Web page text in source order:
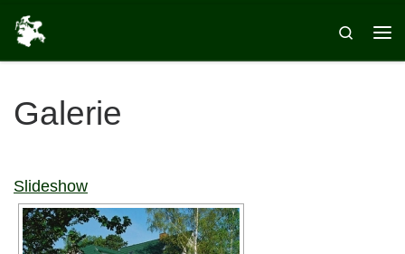
Zum Inhalt springen
Search
Galerie
Slideshow